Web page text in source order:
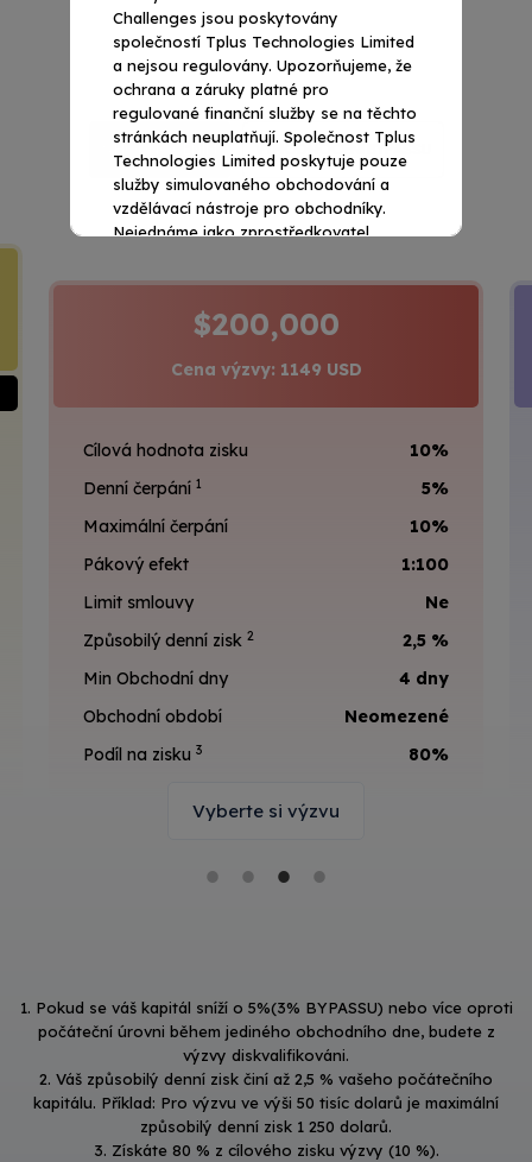
VYHODNOCENÍ BYPASSU
$200,000
Cena výzvy: 1149 USD
Cílová hodnota zisku
10%
Denní čerpání 1
5%
Maximální čerpání
10%
Pákový efekt
1:100
Limit smlouvy
Ne
Způsobilý denní zisk 2
2,5 %
Min Obchodní dny
4 dny
Obchodní období
Neomezené
Podíl na zisku 3 80%
Vyberte si výzvu
1. Pokud se váš kapitál sníží o 5%(3% BYPASSU) nebo více oproti
počáteční úrovni během jediného obchodního dne, budete z
výzvy diskvalifikováni.
2. Váš způsobilý denní zisk činí až 2,5 % vašeho počátečního
kapitálu. Příklad: Pro výzvu ve výši 50 tisíc dolarů je maximální
způsobilý denní zisk 1 250 dolarů.
3. Získáte 80 % z cílového zisku výzvy (10 %).
Challenges jsou poskytovány
společností Tplus Technologies Limited
a nejsou regulovány. Upozorňujeme, že
ochrana a záruky platné pro
regulované finanční služby se na těchto
stránkách neuplatňují. Společnost Tplus
Technologies Limited poskytuje pouze
služby simulovaného obchodování a
vzdělávací nástroje pro obchodníky.
Nejednáme jako zprostředkovatel.